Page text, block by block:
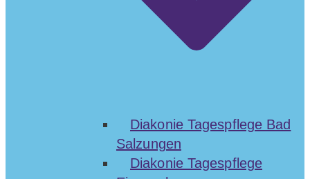
Diakonie Tagespflege Bad
Salzungen
Diakonie Tagespflege